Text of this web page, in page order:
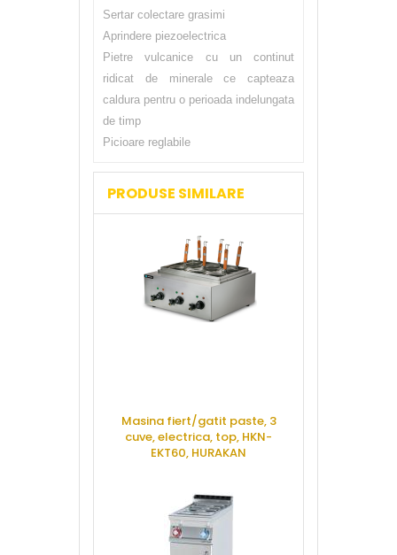
Sertar colectare grasimi
Aprindere piezoelectrica
Pietre vulcanice cu un continut
ridicat de minerale ce capteaza
caldura pentru o perioada indelungata
de timp
Picioare reglabile
PRODUSE SIMILARE
Masina fiert/gatit paste, 3
cuve, electrica, top, HKN-
EKT60, HURAKAN